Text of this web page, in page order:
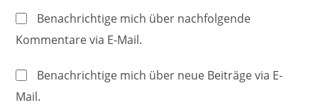
ein
zum
Kommentieren
Website-
URL
ein
Benachrichtige mich über nachfolgende
Kommentare via E-Mail.
Benachrichtige mich über neue Beiträge via E-
Mail.